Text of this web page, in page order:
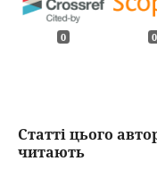
0 0
Статті цього
читають